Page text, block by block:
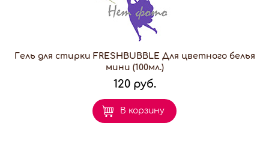
Гель для стирки FRESHBUBBLE Для цветного белья
мини (100мл.)
120 руб.
В корзину